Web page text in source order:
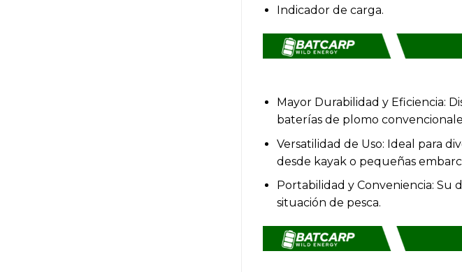
Indicador de carga.
Mayor Durabilidad y Eficiencia:
baterías de plomo
Versatilidad de Uso: Ideal para
desde kayak o pequeñas
Portabilidad y Conveniencia:
situación de pesca.